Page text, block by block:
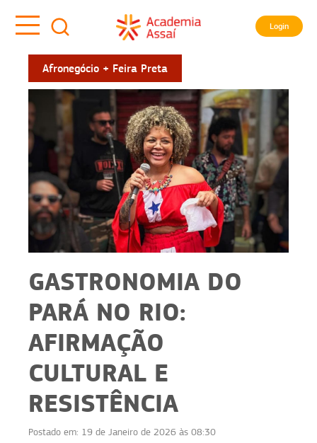
Login
Afronegócio + Feira Preta
GASTRONOMIA DO
PARÁ NO RIO:
AFIRMAÇÃO
CULTURAL E
RESISTÊNCIA
Postado em: 19 de Janeiro de 2026 às 08:30